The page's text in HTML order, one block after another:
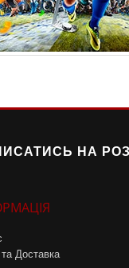
НА
Доставка